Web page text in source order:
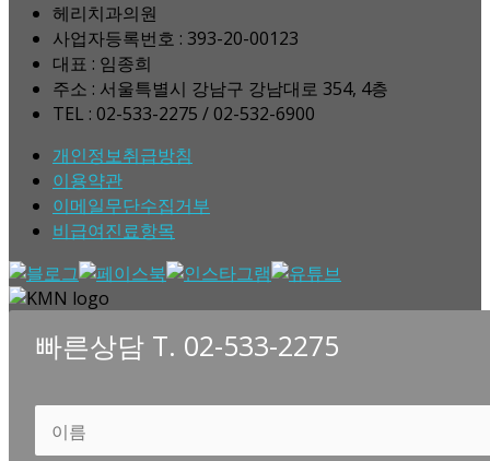
헤리치과의원
사업자등록번호 : 393-20-00123
대표 : 임종희
주소 : 서울특별시 강남구 강남대로 354, 4층
TEL : 02-533-2275 / 02-532-6900
개인정보취급방침
이용약관
이메일무단수집거부
비급여진료항목
빠른상담 T. 02-533-2275